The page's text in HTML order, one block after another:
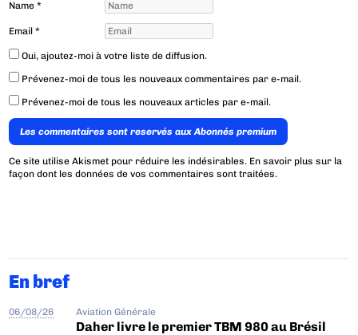
Name*
Email*
Oui, ajoutez-moi à votre liste de diffusion.
Prévenez-moi de tous les nouveaux commentaires par e-mail.
Prévenez-moi de tous les nouveaux articles par e-mail.
Les commentaires sont reservés aux Abonnés premium
Ce site utilise Akismet pour réduire les indésirables. En savoir plus sur la
façon dont les données de vos commentaires sont traitées.
En bref
06/08/26 Aviation Générale
Daher livre le premier TBM 980 au Brésil